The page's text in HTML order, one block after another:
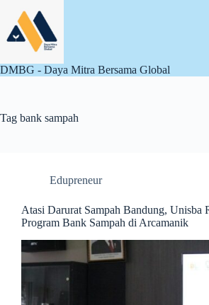
content
DMBG - Daya Mitra Bersama Global
Tag bank sampah
Edupreneur
Atasi Darurat Sampah Bandung, Unisba
Program Bank Sampah di Arcamanik